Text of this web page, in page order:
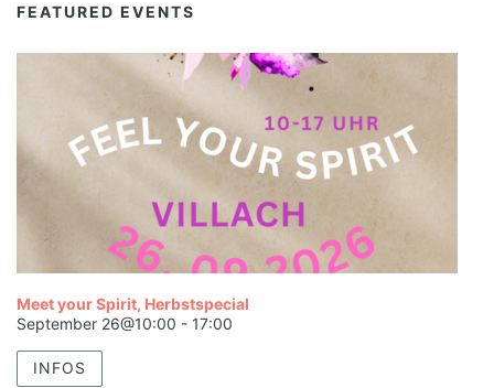
FEATURED EVENTS
Meet your Spirit, Herbstspecial
September 26@10:00 - 17:00
INFOS